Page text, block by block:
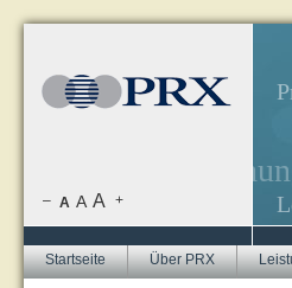
Startseite Über PRX
Strategien.
– A A A +